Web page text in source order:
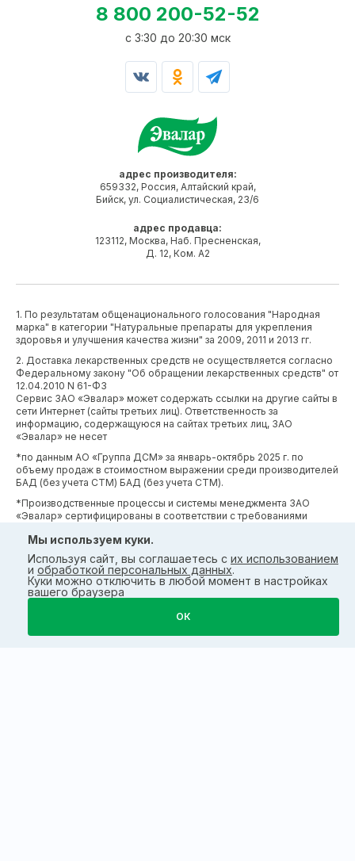
адрес производителя:
659332, Россия, Алтайский край,
Бийск, ул. Социалистическая, 23/6
адрес продавца:
123112, Москва, Наб. Пресненская,
Д. 12, Ком. А2
8 800 200-52-52
c 3:30 до 20:30 мск
1. По результатам общенационального голосования "Народная
марка" в категории "Натуральные препараты для укрепления
здоровья и улучшения качества жизни" за 2009, 2011 и 2013 гг.
2. Доставка лекарственных средств не осуществляется согласно
Федеральному закону "Об обращении лекарственных средств" от
12.04.2010 N 61-ФЗ
Сервис ЗАО «Эвалар» может содержать ссылки на другие сайты в
сети Интернет (сайты третьих лиц). Ответственность за
информацию, содержащуюся на сайтах третьих лиц, ЗАО
«Эвалар» не несет
*по данным АО «Группа ДСМ» за январь-октябрь 2025 г. по
объему продаж в стоимостном выражении среди производителей
БАД (без учета СТМ) БАД (без учета СТМ).
*Производственные процессы и системы менеджмента ЗАО
«Эвалар» сертифицированы в соответствии с требованиями
Мы используем куки.
Используя сайт, вы соглашаетесь с их использованием
и обработкой персональных данных.
Куки можно отключить в любой момент в настройках
вашего браузера
ОК